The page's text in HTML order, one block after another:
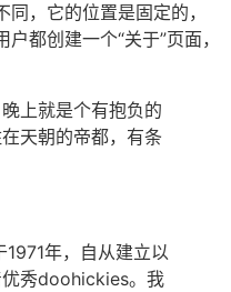
，它的位置是固定的，
都创建一个“关于”页面，
上就是个有抱负的
天朝的帝都，有条
年，自从建立以
秀doohickies。我